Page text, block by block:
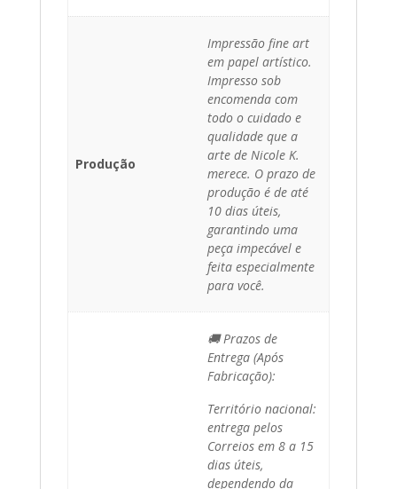
Produção
Impressão fine art
em papel artístico.
Impresso sob
encomenda com
todo o cuidado e
qualidade que a
arte de Nicole K.
merece. O prazo de
produção é de até
10 dias úteis,
garantindo uma
peça impecável e
feita especialmente
para você.
🚚 Prazos de
Entrega (Após
Fabricação):
Território nacional:
entrega pelos
Correios em 8 a 15
dias úteis,
dependendo da